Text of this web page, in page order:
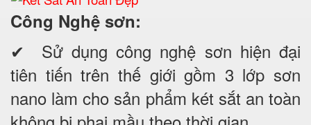
Công Nghệ sơn:
✔ Sử dụng công nghệ sơn hiện đại
tiên tiến trên thế giới gồm 3 lớp sơn
nano làm cho sản phẩm két sắt an toàn